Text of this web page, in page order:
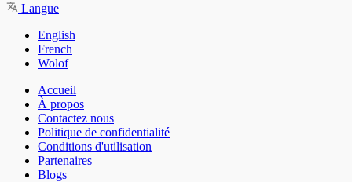
Langue
English
French
Wolof
Accueil
À propos
Contactez nous
Politique de confidentialité
Conditions d'utilisation
Partenaires
Blogs